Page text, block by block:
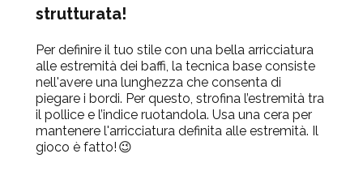
strutturata!
Per definire il tuo stile con una bella arricciatura
alle estremità dei baffi, la tecnica base consiste
nell'avere una lunghezza che consenta di
piegare i bordi. Per questo, strofina l’estremità tra
il pollice e l’indice ruotandola. Usa una cera per
mantenere l'arricciatura definita alle estremità. Il
gioco è fatto! 😉